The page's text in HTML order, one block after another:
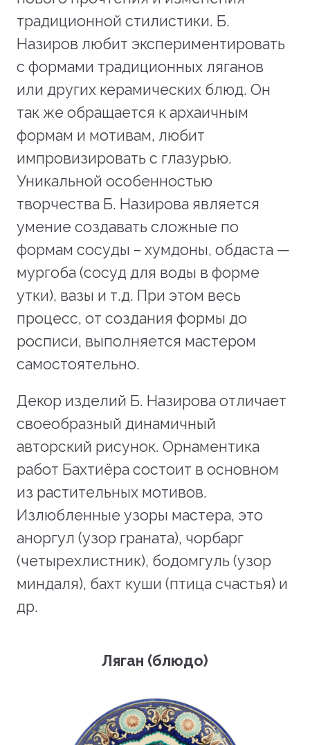
традиционной стилистики. Б.
Назиров любит экспериментировать
с формами традиционных ляганов
или других керамических блюд. Он
так же обращается к архаичным
формам и мотивам, любит
импровизировать с глазурью.
Уникальной особенностью
творчества Б. Назирова является
умение создавать сложные по
формам сосуды – хумдоны, обдаста —
мургоба (сосуд для воды в форме
утки), вазы и т.д. При этом весь
процесс, от создания формы до
росписи, выполняется мастером
самостоятельно.
Декор изделий Б. Назирова отличает
своеобразный динамичный
авторский рисунок. Орнаментика
работ Бахтиёра состоит в основном
из растительных мотивов.
Излюбленные узоры мастера, это
аноргул (узор граната), чорбарг
(четырехлистник), бодомгуль (узор
миндаля), бахт куши (птица счастья) и
др.
Ляган (блюдо)